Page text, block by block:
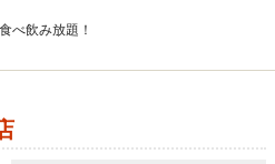
べ飲み放題！